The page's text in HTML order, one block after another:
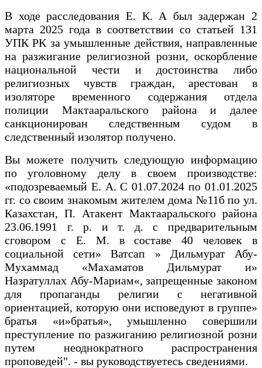
В ходе расследования Е. К. А был задержан 2
марта 2025 года в соответствии со статьей 131
УПК РК за умышленные действия, направленные
на разжигание религиозной розни, оскорбление
национальной чести и достоинства либо
религиозных чувств граждан, арестован в
изоляторе временного содержания отдела
полиции Мактааральского района и далее
санкционирован следственным судом в
следственный изолятор получено.
Вы можете получить следующую информацию
по уголовному делу в своем производстве:
«подозреваемый Е. А. С 01.07.2024 по 01.01.2025
гг. со своим знакомым жителем дома №11б по ул.
Казахстан, П. Атакент Мактааральского района
23.06.1991 г. р. и т. д. с предварительным
сговором с Е. М. в составе 40 человек в
социальной сети» Ватсап » Дильмурат Абу-
Мухаммад «Махаматов Дильмурат и»
Назратуллах Абу-Мариам«, запрещенные законом
для пропаганды религии с негативной
ориентацией, которую они исповедуют в группе»
братья «и»братья», умышленно совершили
преступление по разжиганию религиозной розни
путем неоднократного распространения
проповедей". - вы руководствуетесь сведениями.